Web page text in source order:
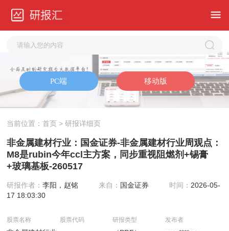
当前位置：首页 > 研报详细页
非金属建材行业：国金证券-非金属建材行业周观点：
M8是rubin今年ccl主方案，同步重视阻燃剂+锡膏
+玻璃基板-260517
研报作者：李阳，赵铭 来自： 国金证券 时间： 2026-05-
17 18:03:30
股票名称 股票代码 研报类型 发布者